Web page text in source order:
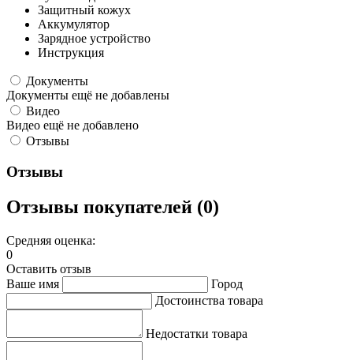
Защитный кожух
Аккумулятор
Зарядное устройство
Инструкция
Документы
Документы ещё не добавлены
Видео
Видео ещё не добавлено
Отзывы
Отзывы
Отзывы покупателей (0)
Средняя оценка:
0
Оставить отзыв
Ваше имя
Город
Достоинства товара
Недостатки товара